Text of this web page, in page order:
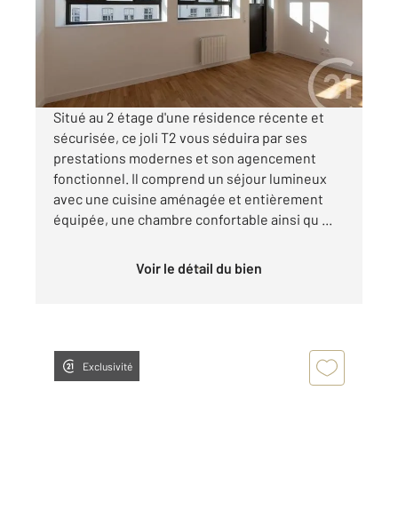
Appartement F2 à louer
560 €
par mois charges comprises
Situé au 2 étage d'une résidence récente et
sécurisée, ce joli T2 vous séduira par ses
prestations modernes et son agencement
fonctionnel. Il comprend un séjour lumineux
avec une cuisine aménagée et entièrement
équipée, une chambre confortable ainsi qu ...
Voir le détail du bien
Exclusivité